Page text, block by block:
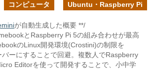
コンピュータ Ubuntu・Raspberry Pi
が自動生成した概要 **/
とRaspberry Pi 5の組み合わせが最高
のLinux開発環境(Crostini)の制限を
ーにすることで回避。複数人でRaspberry
Editorを使って開発することで、小中学